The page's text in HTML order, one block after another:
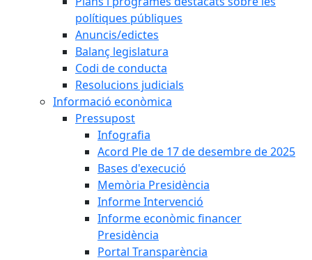
polítiques públiques
Anuncis/edictes
Balanç legislatura
Codi de conducta
Resolucions judicials
Informació econòmica
Pressupost
Infografia
Acord Ple de 17 de desembre de 2025
Bases d'execució
Memòria Presidència
Informe Intervenció
Informe econòmic financer
Presidència
Portal Transparència